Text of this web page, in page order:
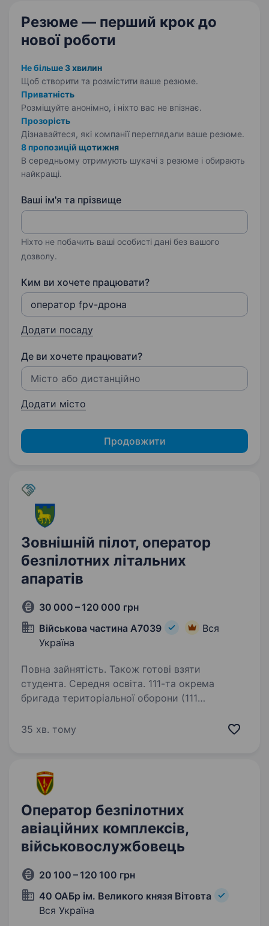
Резюме — перший крок до
нової роботи
Не більше 3 хвилин
Щоб створити та розмістити ваше резюме.
Приватність
Розміщуйте анонімно, і ніхто вас не впізнає.
Прозорість
Дізнавайтеся, які компанії переглядали ваше резюме.
8 пропозицій щотижня
В середньому отримують шукачі з резюме і обирають
найкращі.
Ваші ім'я та прізвище
Ніхто не побачить ваші особисті дані без вашого
дозволу.
Ким ви хочете працювати?
Додати посаду
Де ви хочете працювати?
Додати місто
Продовжити
Зовнішній пілот, оператор
безпілотних літальних
апаратів
30 000 – 120 000 грн
Військова частина А7039
Вся
Україна
Повна зайнятість. Також готові взяти
студента. Середня освіта. 111-та окрема
бригада територіальної оборони (111
оборони України. Вакансія передбачає службу
35 хв. тому
Оператор безпілотних
авіаційних комплексів,
військовослужбовець
20 100 – 120 100 грн
40 ОАБр ім. Великого князя Вітовта
Вся Україна